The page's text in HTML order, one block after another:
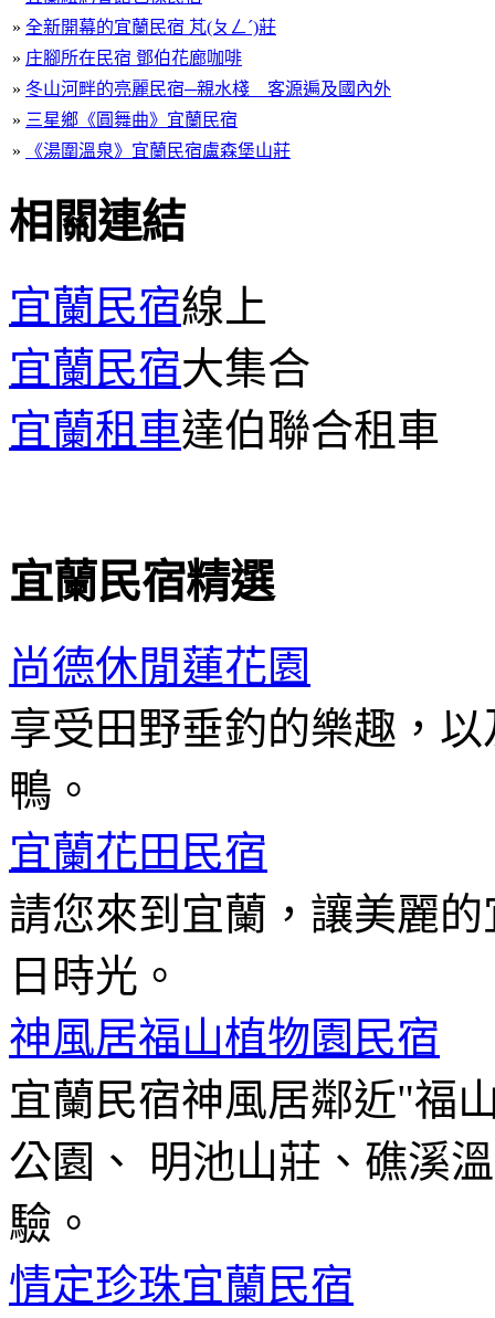
» 全新開幕的宜蘭民宿 芃(ㄆㄥˊ)莊
» 庄腳所在民宿 鄧伯花廊咖啡
» 冬山河畔的亮麗民宿─親水棧 客源遍及國內外
» 三星鄉《圓舞曲》宜蘭民宿
»
《湯圍溫泉》宜蘭民宿盧森堡山莊
相關連結
宜蘭民宿線上
宜蘭民宿大集合
宜蘭租車達伯聯合租車
宜蘭民宿精選
尚德休閒蓮花園
享受田野垂釣的樂趣，
鴨。
宜蘭花田民宿
請您來到宜蘭，讓美麗
日時光。
神風居福山植物園民宿
宜蘭民宿神風居鄰近"福
公園、 明池山莊、礁溪
驗。
情定珍珠宜蘭民宿